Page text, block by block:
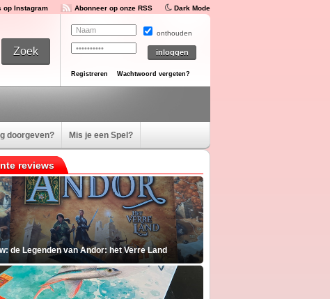
op Instagram Abonneer op onze RSS Dark Mode
onthouden
Registreren Wachtwoord vergeten?
doorgeven? Mis je een Spel?
reviews
de Legenden van Andor: het Verre Land